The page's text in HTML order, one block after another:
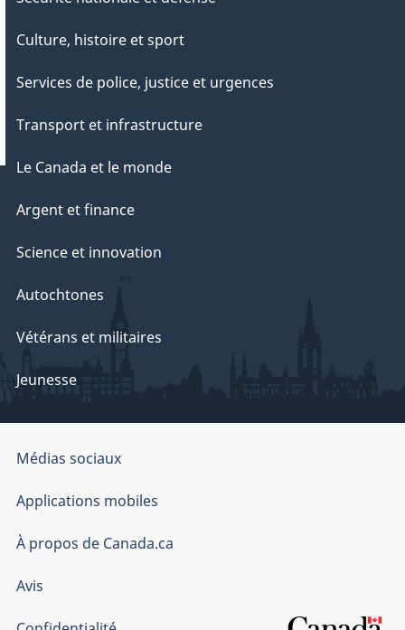
Culture, histoire et sport
Services de police, justice et urgences
Transport et infrastructure
Le Canada et le monde
Argent et finance
Science et innovation
Autochtones
Vétérans et militaires
Jeunesse
Organisation
gouvernement
du
Médias sociaux
Applications mobiles
À propos de Canada.ca
Avis